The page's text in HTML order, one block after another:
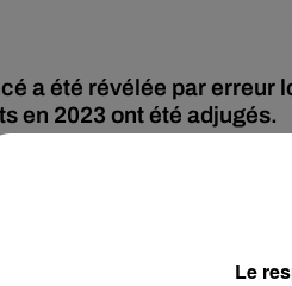
a été révélée par erreur
en 2023 ont été adjugés.
l’annoncer elle-même mais le
dernier, la pop star prépare
Le